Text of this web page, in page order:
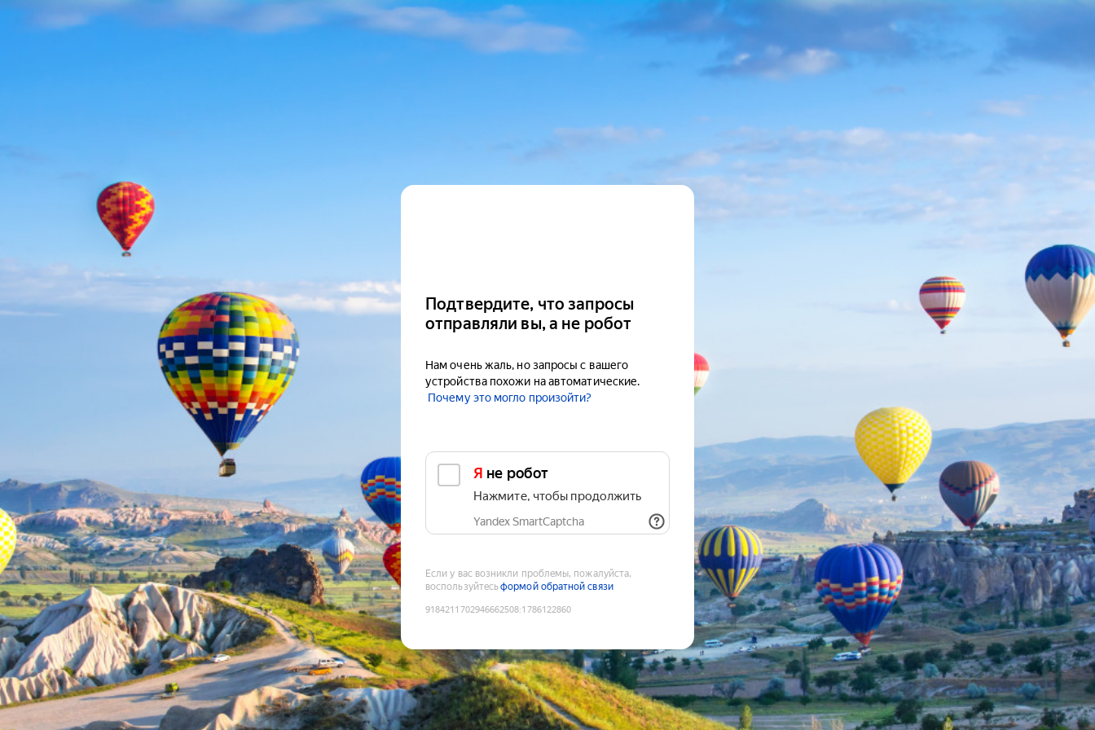
Подтвердите, что запросы
отправляли вы, а не робот
Нам очень жаль, но запросы с вашего
устройства похожи на автоматические.
Почему это могло произойти?
Я не робот
Нажмите, чтобы продолжить
Yandex SmartCaptcha
Если у вас возникли проблемы, пожалуйста,
воспользуйтесьформой обратной связи
9184211702946662508:1786122860